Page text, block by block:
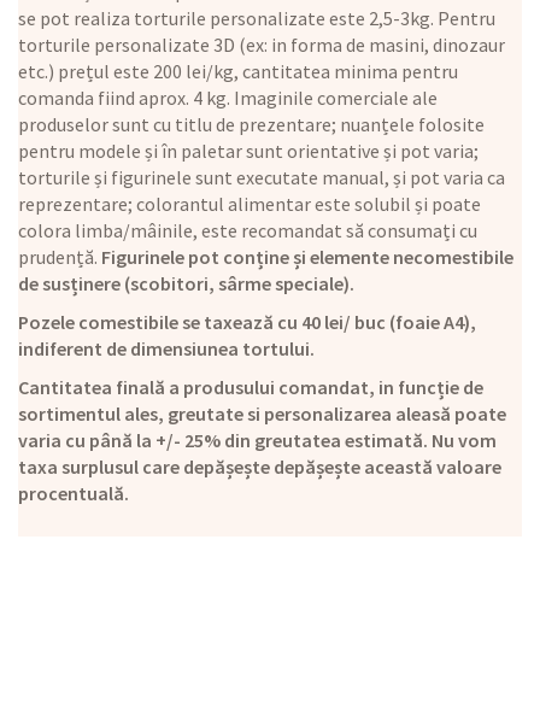
se pot realiza torturile personalizate este 2,5-3kg. Pentru
torturile personalizate 3D (ex: in forma de masini, dinozaur
etc.) prețul este 200 lei/kg, cantitatea minima pentru
comanda fiind aprox. 4 kg. Imaginile comerciale ale
produselor sunt cu titlu de prezentare; nuanțele folosite
pentru modele și în paletar sunt orientative și pot varia;
torturile și figurinele sunt executate manual, și pot varia ca
reprezentare; colorantul alimentar este solubil și poate
colora limba/mâinile, este recomandat să consumați cu
prudență. Figurinele pot conține și elemente necomestibile
de susținere (scobitori, sârme speciale).
Pozele comestibile se taxează cu 40 lei/ buc (foaie A4),
indiferent de dimensiunea tortului.
Cantitatea finală a produsului comandat, in funcție de
sortimentul ales, greutate si personalizarea aleasă poate
varia cu până la +/- 25% din greutatea estimată. Nu vom
taxa surplusul care depășește depășește această valoare
procentuală.